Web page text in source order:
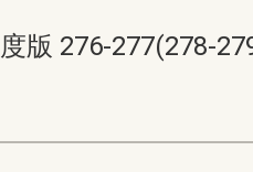
版 276-277(278-